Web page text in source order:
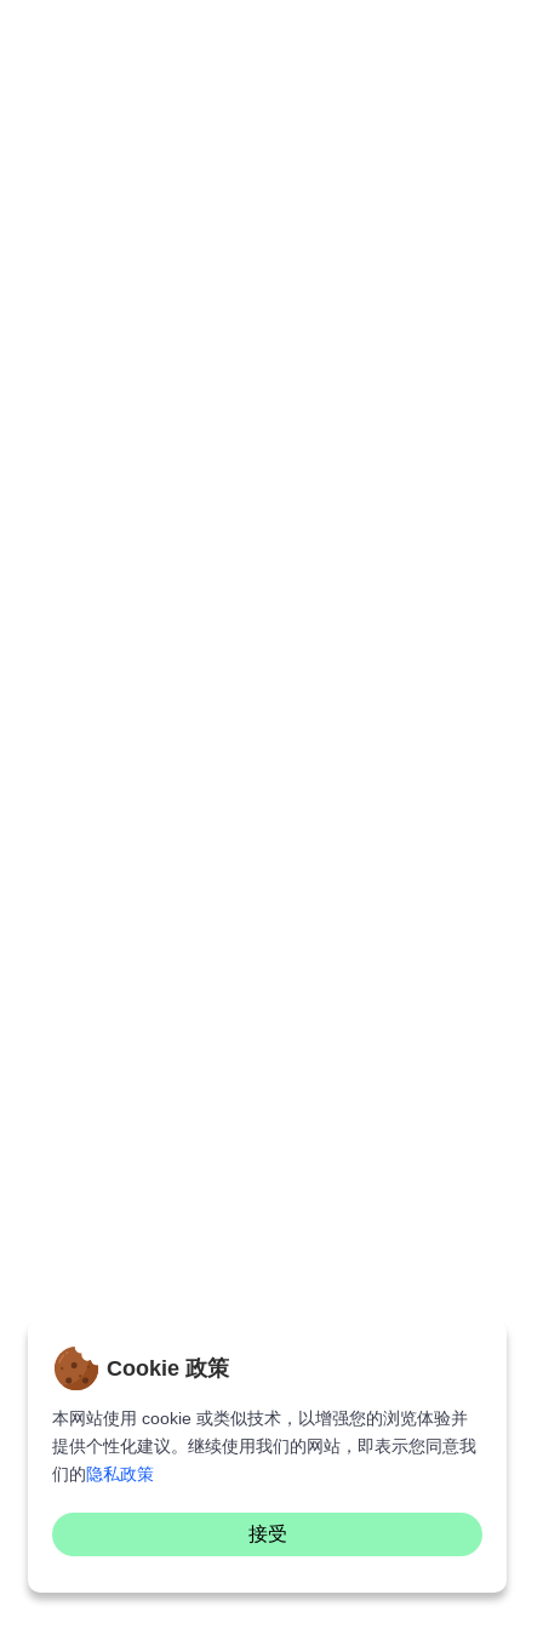
Cookie 政策
本网站使用 cookie 或类似技术，以增强您的浏览体验并
提供个性化建议。继续使用我们的网站，即表示您同意我
们的隐私政策
接受